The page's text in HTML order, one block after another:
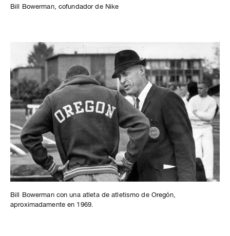
Bill Bowerman, cofundador de Nike
Bill Bowerman con una atleta de atletismo de Oregón,
aproximadamente en 1969.